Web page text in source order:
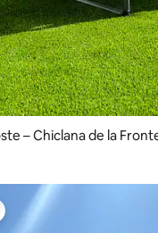
– Chiclana de la